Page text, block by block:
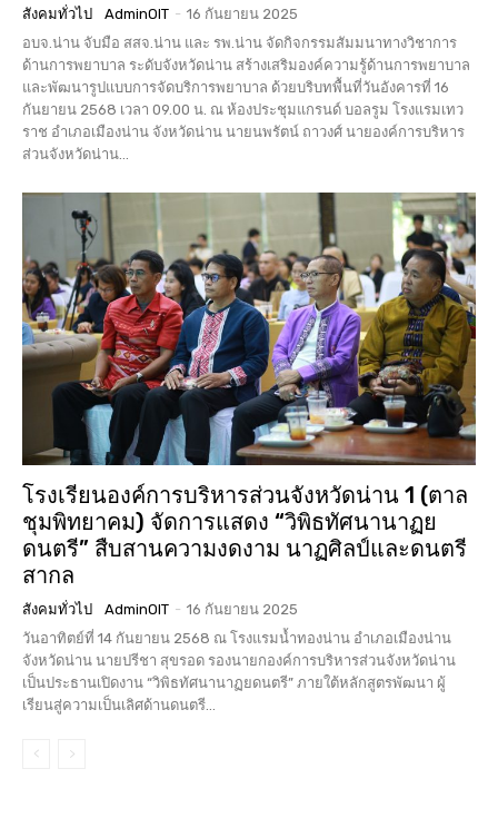
สังคมทั่วไป AdminOIT - 16 กันยายน 2025
อบจ.น่าน จับมือ สสจ.น่าน และ รพ.น่าน จัดกิจกรรมสัมมนาทางวิชาการ
ด้านการพยาบาล ระดับจังหวัดน่าน สร้างเสริมองค์ความรู้ด้านการพยาบาล
และพัฒนารูปแบบการจัดบริการพยาบาล ด้วยบริบทพื้นที่วันอังคารที่ 16
กันยายน 2568 เวลา 09.00 น. ณ ห้องประชุมแกรนด์ บอลรูม โรงแรมเทว
ราช อำเภอเมืองน่าน จังหวัดน่าน นายนพรัตน์ ถาวงศ์ นายองค์การบริหาร
ส่วนจังหวัดน่าน...
โรงเรียนองค์การบริหารส่วนจังหวัดน่าน 1 (ตาล
ชุมพิทยาคม) จัดการแสดง “วิพิธทัศนานาฏย
ดนตรี” สืบสานความงดงาม นาฏศิลป์และดนตรี
สากล
สังคมทั่วไป AdminOIT - 16 กันยายน 2025
วันอาทิตย์ที่ 14 กันยายน 2568 ณ โรงแรมน้ำทองน่าน อำเภอเมืองน่าน
จังหวัดน่าน นายปรีชา สุขรอด รองนายกองค์การบริหารส่วนจังหวัดน่าน
เป็นประธานเปิดงาน “วิพิธทัศนานาฏยดนตรี” ภายใต้หลักสูตรพัฒนา ผู้
เรียนสู่ความเป็นเลิศด้านดนตรี...